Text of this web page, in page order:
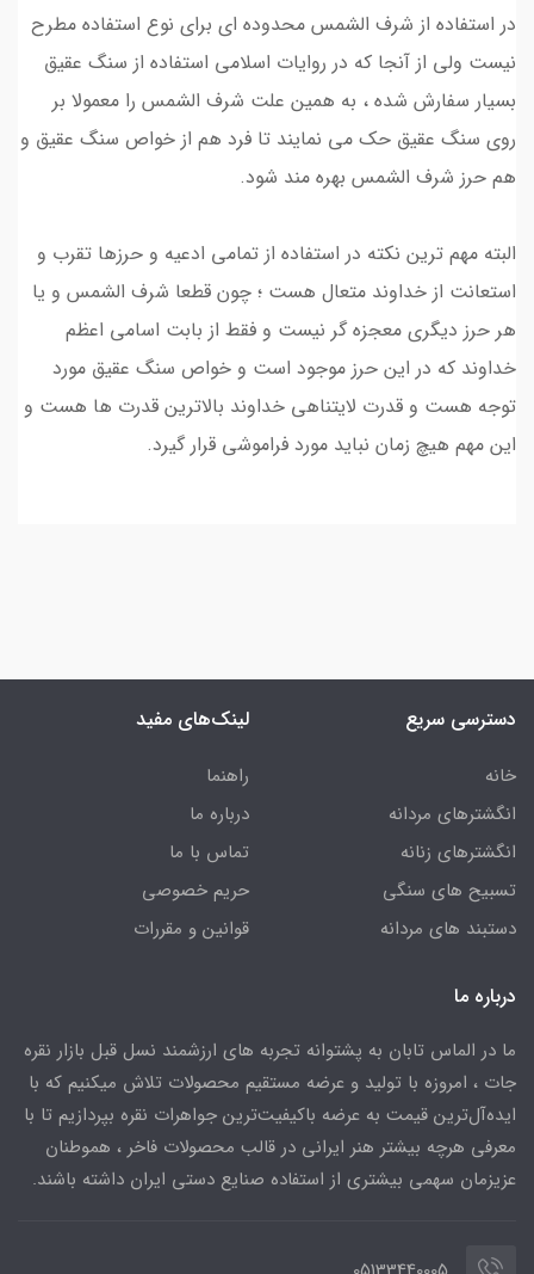
در استفاده از شرف الشمس محدوده ای برای نوع استفاده مطرح
نیست ولی از آنجا که در روایات اسلامی استفاده از سنگ عقیق
بسیار سفارش شده ، به همین علت شرف الشمس را معمولا بر
روی سنگ عقیق حک می نمایند تا فرد هم از خواص سنگ عقیق و
هم حرز شرف الشمس بهره مند شود.
البته مهم ترین نکته در استفاده از تمامی ادعیه و حرزها تقرب و
استعانت از خداوند متعال هست ؛ چون قطعا شرف الشمس و یا
هر حرز دیگری معجزه گر نیست و فقط از بابت اسامی اعظم
خداوند که در این حرز موجود است و خواص سنگ عقیق مورد
توجه هست و قدرت لایتناهی خداوند بالاترین قدرت ها هست و
این مهم هیچ زمان نباید مورد فراموشی قرار گیرد.
دسترسی سریع
خانه
انگشترهای مردانه
انگشترهای زنانه
تسبیح های سنگی
دستبند های مردانه
لینک‌های مفید
راهنما
درباره ما
تماس با ما
حریم خصوصی
قوانین و مقررات
درباره ما
ما در الماس تابان به پشتوانه تجربه های ارزشمند نسل قبل بازار نقره
جات ، امروزه با تولید و عرضه مستقیم محصولات تلاش میکنیم که با
ایده‌آل‌ترین قیمت به عرضه باکیفیت‌ترین جواهرات نقره بپردازیم تا با
معرفی هرچه بیشتر هنر ایرانی در قالب محصولات فاخر ، هموطنان
عزیزمان سهمی بیشتری از استفاده صنایع دستی ایران داشته باشند.